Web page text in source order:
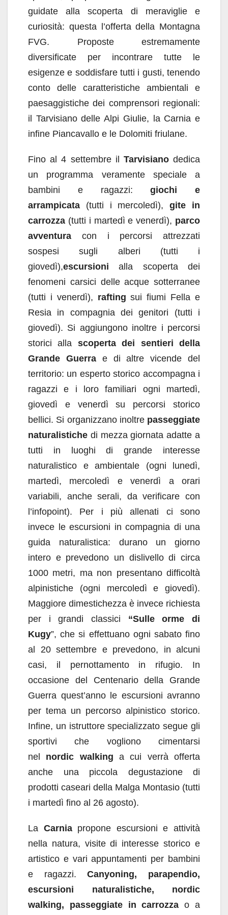
guidate alla scoperta di meraviglie e
curiosità: questa l’offerta della Montagna
FVG. Proposte estremamente
diversificate per incontrare tutte le
esigenze e soddisfare tutti i gusti, tenendo
conto delle caratteristiche ambientali e
paesaggistiche dei comprensori regionali:
il Tarvisiano delle Alpi Giulie, la Carnia e
infine Piancavallo e le Dolomiti friulane.
Fino al 4 settembre il Tarvisianodedica
un programma veramente speciale a
bambini e ragazzi:giochi e
arrampicata (tutti i mercoledì),gite in
carrozza (tutti i martedì e venerdì), parco
avventura con i percorsi attrezzati
sospesi sugli alberi (tutti i
giovedì),escursionialla scoperta dei
fenomeni carsici delle acque sotterranee
(tutti i venerdì), rafting sui fiumi Fella e
Resia in compagnia dei genitori (tutti i
giovedì). Si aggiungono inoltre i percorsi
storici alla scoperta dei sentieri della
Grande Guerrae di altre vicende del
territorio: un esperto storico accompagna i
ragazzi e i loro familiari ogni martedì,
giovedì e venerdì su percorsi storico
bellici. Si organizzano inoltre passeggiate
naturalistiche di mezza giornata adatte a
tutti in luoghi di grande interesse
naturalistico e ambientale (ogni lunedì,
martedì, mercoledì e venerdì a orari
variabili, anche serali, da verificare con
l’infopoint). Per i più allenati ci sono
invece le escursioni in compagnia di una
guida naturalistica: durano un giorno
intero e prevedono un dislivello di circa
1000 metri, ma non presentano difficoltà
alpinistiche (ogni mercoledì e giovedì).
Maggiore dimestichezza è invece richiesta
per i grandi classici “Sulle orme di
Kugy”, che si effettuano ogni sabato fino
al 20 settembre e prevedono, in alcuni
casi, il pernottamento in rifugio. In
occasione del Centenario della Grande
Guerra quest’anno le escursioni avranno
per tema un percorso alpinistico storico.
Infine, un istruttore specializzato segue gli
sportivi che vogliono cimentarsi
nel nordic walking a cui verrà offerta
anche una piccola degustazione di
prodotti caseari della Malga Montasio (tutti
i martedì fino al 26 agosto).
La Carniapropone escursioni e attività
nella natura, visite di interesse storico e
artistico e vari appuntamenti per bambini
e ragazzi.Canyoning, parapendio,
escursioni naturalistiche, nordic
walking, passeggiate in carrozza o a